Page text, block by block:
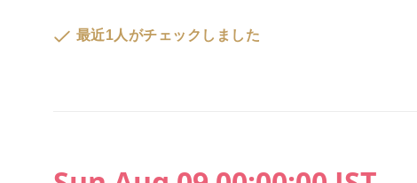
最近1人がチェックしました